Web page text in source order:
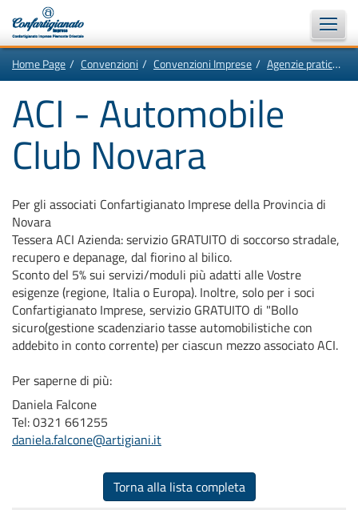
Vai
In
questa
navigazione
principale
Ricerca
sito
principali
[5]
Le
novità
da
Confartigianato
[6]
Home Page Convenzioni Convenzioni Imprese Agenzie pratiche automobilistiche
ricerca
ACI - Automobile
Club Novara
Per gli associati Confartigianato Imprese della Provincia di
Novara
Tessera ACI Azienda: servizio GRATUITO di soccorso stradale,
recupero e depanage, dal fiorino al bilico.
Sconto del 5% sui servizi/moduli più adatti alle Vostre
esigenze (regione, Italia o Europa). Inoltre, solo per i soci
Confartigianato Imprese, servizio GRATUITO di "Bollo
sicuro(gestione scadenziario tasse automobilistiche con
addebito in conto corrente) per ciascun mezzo associato ACI.
Per saperne di più:
Daniela Falcone
Tel: 0321 661255
daniela.falcone@artigiani.it
Torna alla lista completa